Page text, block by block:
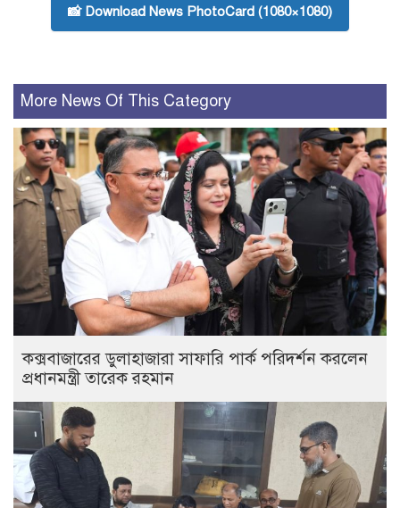
📸 Download News PhotoCard (1080×1080)
More News Of This Category
কক্সবাজারের ডুলাহাজারা সাফারি পার্ক পরিদর্শন করলেন
প্রধানমন্ত্রী তারেক রহমান